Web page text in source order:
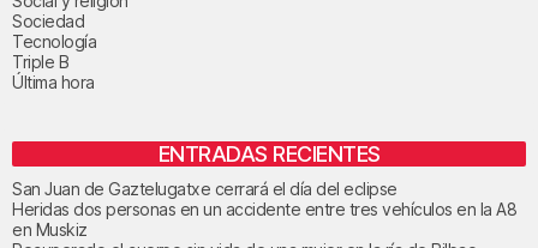
Sociedad
Tecnología
Triple B
Última hora
ENTRADAS RECIENTES
San Juan de Gaztelugatxe cerrará el día del eclipse
Heridas dos personas en un accidente entre tres vehículos en la A8
en Muskiz